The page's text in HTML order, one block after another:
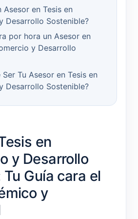
Asesor en Tesis en
Desarrollo Sostenible?
por hora un Asesor en
y Desarrollo
Ser Tu Asesor en Tesis en
Desarrollo Sostenible?
en
y Desarrollo
Guía cara el
y